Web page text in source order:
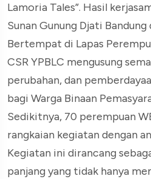
Lamoria Tales”. Hasil
Sunan Gunung Djati Bandung
Bertempat di Lapas
CSR YPBLC mengusung
perubahan, dan
bagi Warga Binaan
Sedikitnya, 70 perempuan
rangkaian kegiatan dengan
Kegiatan ini dirancang
panjang yang tidak hanya